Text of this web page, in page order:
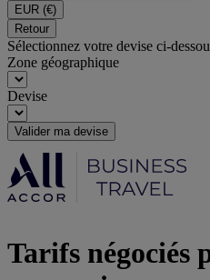
EUR (€)
Retour
Sélectionnez votre devise ci-
Zone géographique
Devise
Valider ma devise
Tarifs négociés